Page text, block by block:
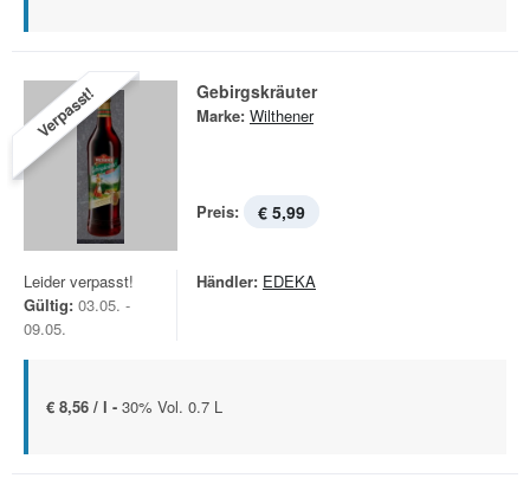
Verpasst! Gebirgs­kräuter
Marke: Wilthener
Preis: € 5,99
Leider verpasst!
Gültig: 03.05. -
09.05.
Händler: EDEKA
€ 8,56 / l - 30% Vol. 0.7 L